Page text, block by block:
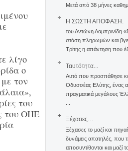
λίγο
ο
τον
του
του ΟΗΕ
Μετά από 38 μήνες
Η ΣΩΣΤΗ ΑΠΟΦΑΣΗ.
του Αντώνη Λαμπρινίδη
στάση πληρωμών και
Τρίτης η απάντηση που
Ταυτότητα...
Αυτό που προσπάθησε
Οδυσσέας Ελύτης, ένας
πραγματικά μεγάλους
Ξέχασες…
Ξέχασες το μαζί και
δυνάμεις απατηλές, που
αποσυντίθονται και μαζί